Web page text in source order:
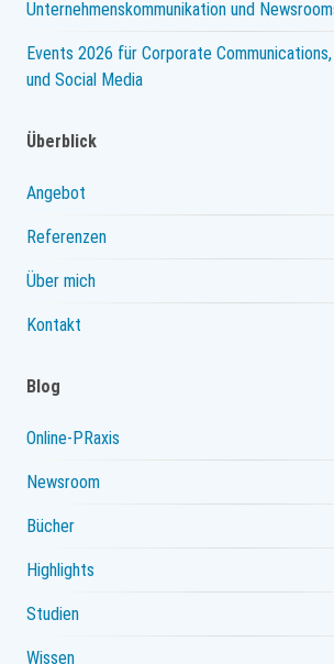
Unternehmenskommunikation und
Events 2026 für Corporate
und Social Media
Überblick
Angebot
Referenzen
Über mich
Kontakt
Blog
Online-PRaxis
Newsroom
Bücher
Highlights
Studien
Wissen